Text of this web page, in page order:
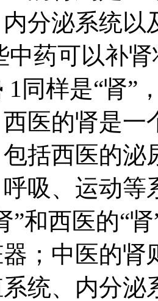
分泌系统以
中药可以补
同样是“肾”
医的肾是
括西医的泌
吸、运动等
”和西医的“
；中医的肾
统、内分